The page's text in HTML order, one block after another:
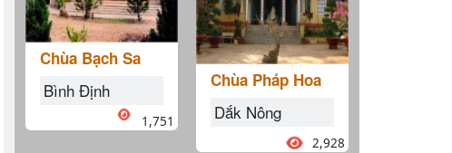
Chùa Bạch Sa
Bình Định
1,751
Chùa Pháp Hoa
Dắk Nông
2,928